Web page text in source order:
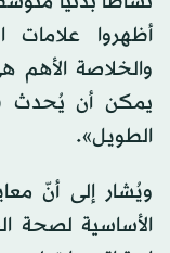
أظهروا علامات
والخلاصة
يمكن أن يُحدث
الطويل».
ويُشار إلى أنّ
الأساسية لصحة